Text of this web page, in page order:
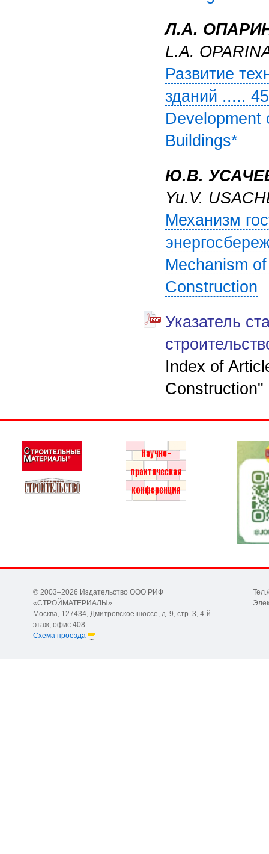
Л.А.
L.A.
Развитие
зданий ..... 45
Development
Buildings*
Ю.В.
Yu.V.
Механизм
Mechanism
Construction
Указатель
Index of
Construction"
© 2003–2026 Издательство ООО РИФ
«СТРОЙМАТЕРИАЛЫ»
Москва, 127434, Дмитровское шоссе, д. 9, стр. 3, 4-й
этаж, офис 408
Схема проезда